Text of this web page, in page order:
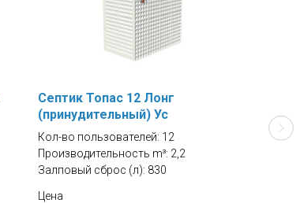
Септик Топас 12 Лонг
(принудительный) Ус
Кол-во пользователей: 12
Производительность m³: 2,2
Залповый сброс (л): 830
Цена
Кол-